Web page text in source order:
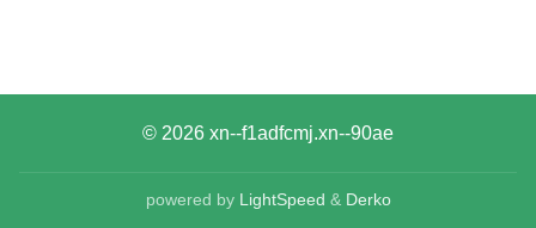
© 2026 xn--f1adfcmj.xn--90ae
powered by LightSpeed & Derko